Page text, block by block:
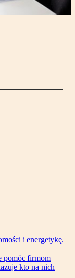
i energetykę.
pomóc firmom
kto na nich